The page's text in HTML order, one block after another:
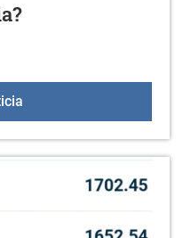
¿Tienes propuestas de